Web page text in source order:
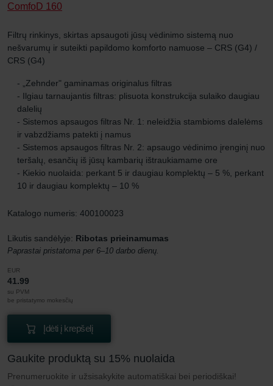
ComfoD 160
Filtrų rinkinys, skirtas apsaugoti jūsų vėdinimo sistemą nuo
nešvarumų ir suteikti papildomo komforto namuose – CRS (G4) /
CRS (G4)
- „Zehnder" gaminamas originalus filtras
- Ilgiau tarnaujantis filtras: plisuota konstrukcija sulaiko daugiau
dalelių
- Sistemos apsaugos filtras Nr. 1: neleidžia stambioms dalelėms
ir vabzdžiams patekti į namus
- Sistemos apsaugos filtras Nr. 2: apsaugo vėdinimo įrenginį nuo
teršalų, esančių iš jūsų kambarių ištraukiamame ore
- Kiekio nuolaida: perkant 5 ir daugiau komplektų – 5 %, perkant
10 ir daugiau komplektų – 10 %
Katalogo numeris: 400100023
Likutis sandėlyje: Ribotas prieinamumas
Paprastai pristatoma per 6–10 darbo dienų.
EUR
41.99
su PVM
be pristatymo mokesčių
Įdėti į krepšelį
Gaukite produktą su 15% nuolaida
Prenumeruokite ir užsisakykite automatiškai bei periodiškai!